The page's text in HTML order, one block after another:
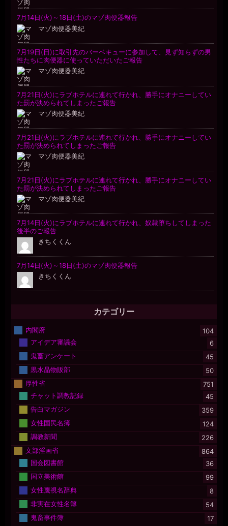
カテゴリー
内閣府
104
アイデア審議会
6
鬼畜アンケート
45
黒水晶物販部
50
厚性省
751
チャット調教記録
45
告白マガジン
359
女性国民名簿
124
調教新聞
226
文部淫画省
864
国会図書館
36
国立美術館
99
女性蔑視名辞典
8
非実在女性名簿
54
鬼畜事件簿
17